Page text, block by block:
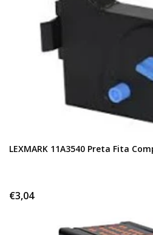
LEXMARK 11A3540 Preta Fita
€3,04